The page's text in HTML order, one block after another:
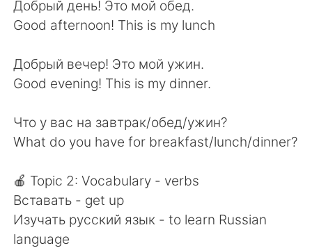
Português
Добрый день! Это мой обед.
Good afternoon! This is my lunch
Добрый вечер! Это мой ужин.
Good evening! This is my dinner.
Что у вас на завтрак/обед/ужин?
What do you have for breakfast/lunch/dinner?
🍎 Topic 2: Vocabulary - verbs
Вставать - get up
Изучать русский язык - to learn Russian
language